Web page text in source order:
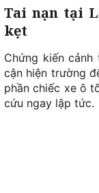
Tai nạn tại
kẹt
Chứng kiến
cận hiện trường
phần chiếc xe ô
cứu ngay lập tức.